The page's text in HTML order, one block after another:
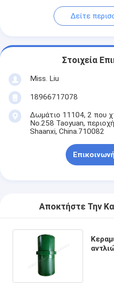
Δείτε
Στοιχεία
Miss. Liu
18966717078
Δωμάτιο 11104, 2 που
No.258 Taoyuan,
Shaanxi, China.710082
Αποκτήστε Την